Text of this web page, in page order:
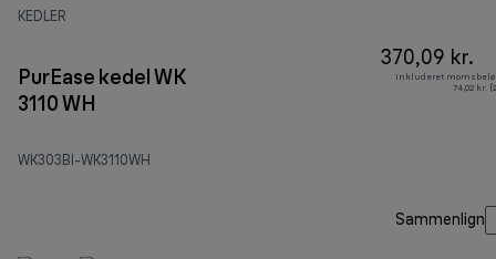
KEDLER
PurEase kedel WK
3110 WH
WK303BI-WK3110WH
370,09 kr.
Inkluderet
74,02 kr.
Sammenlign